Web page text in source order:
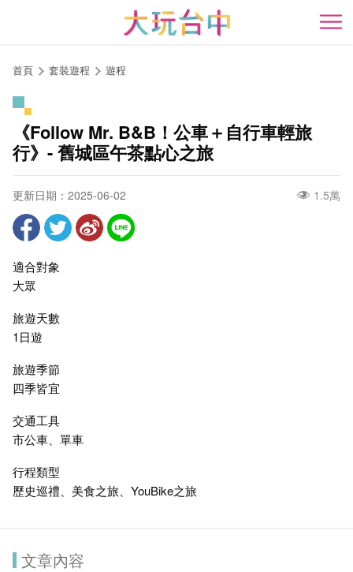
開
首頁 套裝遊程 遊程
《Follow Mr. B&B！公車＋自行車輕旅
行》- 舊城區午茶點心之旅
更新日期：2025-06-02 1.5萬
適合對象
大眾
旅遊天數
1日遊
旅遊季節
四季皆宜
交通工具
市公車、單車
行程類型
歷史巡禮、美食之旅、YouBike之旅
文章內容